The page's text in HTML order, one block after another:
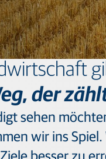
Software für das
GNSS-Netze und -
der
sehen
wir ins
besser zu